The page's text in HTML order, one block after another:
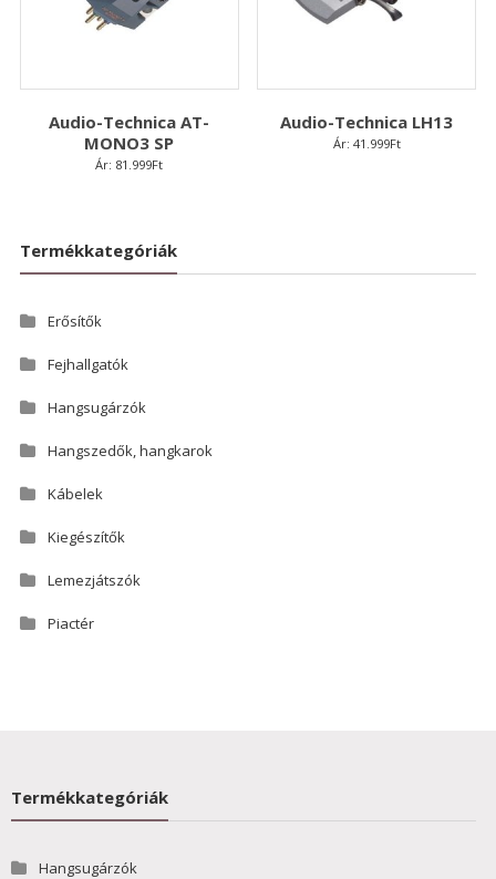
Audio-Technica AT-
MONO3 SP
Ár: 81.999Ft
Audio-Technica LH13
Ár: 41.999Ft
Termékkategóriák
Erősítők
Fejhallgatók
Hangsugárzók
Hangszedők, hangkarok
Kábelek
Kiegészítők
Lemezjátszók
Piactér
Termékkategóriák
Hangsugárzók